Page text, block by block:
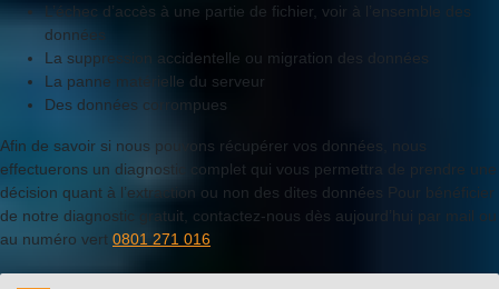
L’échec d’accès à une partie de fichier, voir à l’ensemble des
données
La suppression accidentelle ou migration des données
La panne matérielle du serveur
Des données corrompues
Afin de savoir si nous pouvons récupérer vos données, nous
effectuerons un diagnostic complet qui vous permettra de prendre une
décision quant à l’extraction ou non des dites données Pour bénéficier
de notre diagnostic gratuit, contactez-nous dès aujourd’hui par mail ou
au numéro vert 0801 271 016